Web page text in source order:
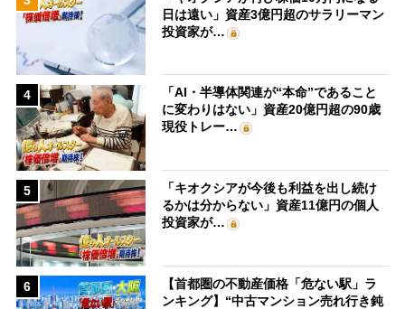
日は遠い」資産3億円超のサラリーマン
投資家が…
4
「AI・半導体関連が“本命”であること
に変わりはない」資産20億円超の90歳
現役トレー…
5
「キオクシアが今後も利益を出し続け
るかは分からない」資産11億円の個人
投資家が…
6
【首都圏の不動産価格「危ない駅」ラ
ンキング】“中古マンション売れ行き鈍